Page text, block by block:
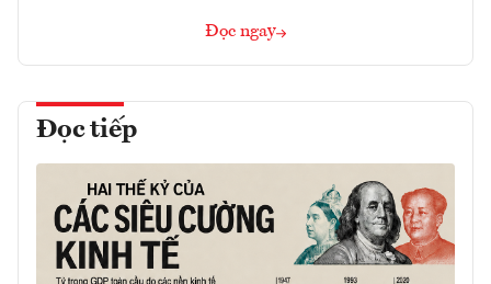
Đọc ngay
Đọc tiếp